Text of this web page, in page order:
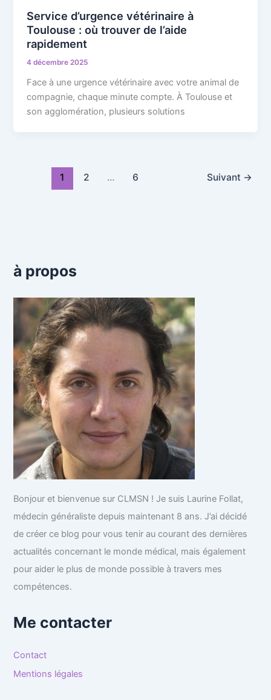
Service d’urgence vétérinaire à
Toulouse : où trouver de l’aide
rapidement
4 décembre 2025
Face à une urgence vétérinaire avec votre animal de
compagnie, chaque minute compte. À Toulouse et
son agglomération, plusieurs solutions
1 2 … 6 Suivant →
à propos
Bonjour et bienvenue sur CLMSN ! Je suis Laurine Follat,
médecin généraliste depuis maintenant 8 ans. J’ai décidé
de créer ce blog pour vous tenir au courant des dernières
actualités concernant le monde médical, mais également
pour aider le plus de monde possible à travers mes
compétences.
Me contacter
Contact
Mentions légales